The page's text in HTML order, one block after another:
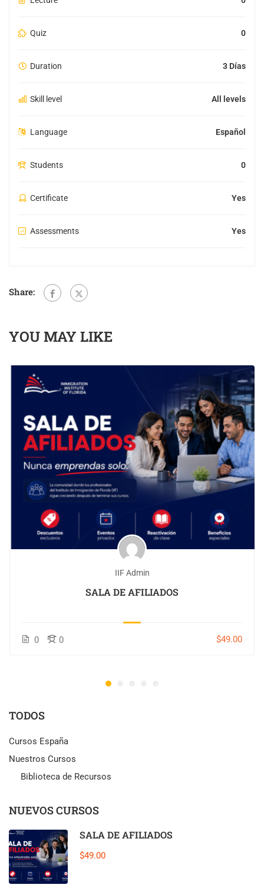
Quiz 0
Duration 3 Días
Skill level All levels
Language Español
Students 0
Certificate Yes
Assessments Yes
Share:
YOU MAY LIKE
IIF Admin
SALA DE AFILIADOS
0 0 $49.00
TODOS
Cursos España
Nuestros Cursos
Biblioteca de Recursos
NUEVOS CURSOS
SALA DE AFILIADOS
$49.00